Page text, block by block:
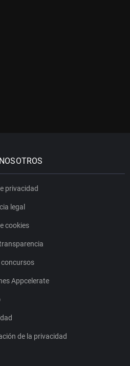
privacidad
legal
cookies
concursos
Appcelerate
de la privacidad